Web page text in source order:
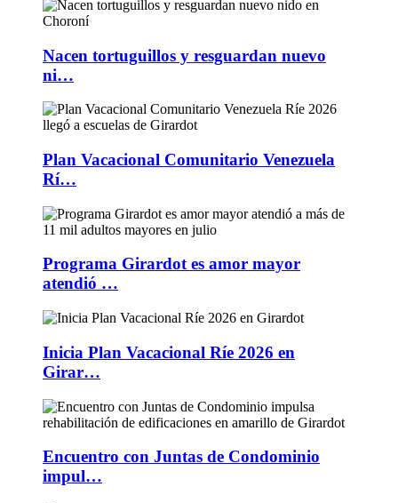
Nacen tortuguillos y resguardan nuevo
ni…
Plan Vacacional Comunitario Venezuela
Rí…
Programa Girardot es amor mayor
atendió …
Inicia Plan Vacacional Ríe 2026 en
Girar…
Encuentro con Juntas de Condominio
impul…